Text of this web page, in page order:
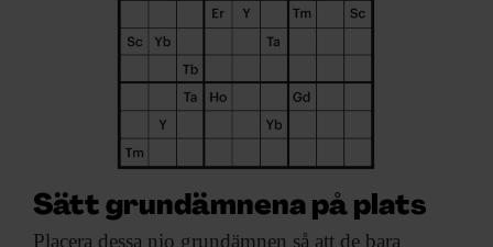
Sätt grundämnena på plats
Placera dessa nio grundämnen så att de bara